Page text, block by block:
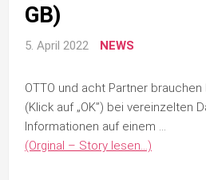
GB)
5. April 2022 NEWS
OTTO und acht Partner
(Klick auf „OK”) bei vereinzelten
Informationen auf einem …
(Orginal – Story lesen…)